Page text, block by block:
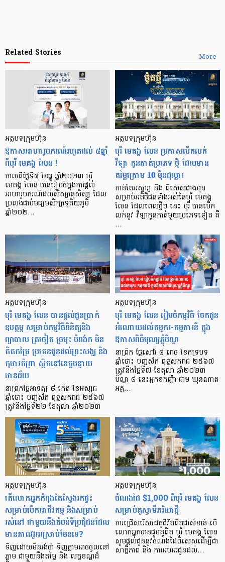
More
Related Stories
អត្ថបទក្រុមហ៊ុន
ឱកាសអាហារូបករណ៍រហូតដល់ ៥ឆ្នាំ
ពីបុរី មេគង្គ លែន !
កាលពីថ្ងៃទី៨ ខែធ្នូ ឆ្នាំ២០២៣ បុរី
មេគង្គ លែន បានរៀបចំក្នុងការផ្តល់
អាហារូបករណ៍ដល់សិស្សានុសិស្ស ដែល
ប្រលងជាប់មធ្យមសិក្សាទុតិយភូមិ
ឆ្នាំ២០២…
អត្ថបទក្រុមហ៊ុន
បុរី មេគង្គ លែន ប្រកាសបើកលក់
វីឡា កូនកាត់ប្រភេទ ថ្មី ដែលមាន
តម្លៃក្រោម 𝟏𝟎 ម៉ឺនដុល្លារ
កាន់តែអស្ចារ្យ និង ពិសេសជាងមុន
សម្រាប់អតិថិជនទាំងអស់នៃបុរី មេគង្គ
លែន ដែលពេលថ្មីៗ នេះ បុរី បានបើក
លក់នូវ វីឡាកូនកាត់មួយប្រភេទទៀត គឺ
…
អត្ថបទក្រុមហ៊ុន
បុរី មេគង្គ លែន បានផ្តល់ជូនប្រាក់
ឧបត្ថម្ភ សម្រាប់កម្មវិធីពិនិត្យនិង
ព្យាបាល ត្រចៀក ច្រមុះ បំពង់ក មិន
គិតកម្រៃ ប្រគេនជូនដល់ព្រះសង្ឃ និង
កុមារកំព្រា ស្ថិតនៅខេត្តបន្ទាយ
មានជ័យ
នាព្រឹកថ្ងៃអាទិត្យ ៨ កើត ខែអស្សុជ
ឆ្នាំថោះ បញ្ចស័ក ពុទ្ធសករាជ ២៥៦៧
ត្រូវនឹងថ្ងៃទី២២ ខែតុលា ឆ្នាំ២០២៣
អត្ថបទក្រុមហ៊ុន
បុរី មេគង្គ លែន រៀបចំកម្មវិធី ចែកជូន
អំណោយដល់កម្មករ-កម្មការនី ក្នុង
ឱកាសពិធីបុណ្យភ្ជុំបិណ្ឌ
នាព្រឹក ថ្ងៃសៅរ៍ ៨ រោច ខែភទ្របទ
ឆ្នាំថោះ បញ្ចស័ក ពុទ្ធសករាជ ២៥៦៧
ត្រូវនឹងថ្ងៃទី៧ ខែតុលា ឆ្នាំ២០២៣
បិណ្ឌ ៨ នេះអ្នកឧកញ៉ា ជាម ឃុនណាត
អគ្គ…
អត្ថបទក្រុមហ៊ុន
តើលោកអ្នកកំពុងតែស្វែងរកផ្ទះ
សម្រាប់បើកអាជីវកម្ម និងសម្រាប់
រស់នៅ ជាមួយនឹងតំបន់ទីប្រជុំជនដែល
មានភាពអ៊ូអរស្រាប់មែនទេ?
ទិញដោយមិនរង់ចាំ ទិញភ្លាមអាចចូលនៅ
ភ្លាម ជាមួយនឹងតម្លៃ និង លក្ខខណ្ឌដ៏
អត្ថបទក្រុមហ៊ុន
ចំណងដៃ $1,000 ពីបុរី មេគង្គ លែន
សម្រាប់គូស្វាមីភរិយាថ្មី
ការជ្រើសរើសដៃគូជីវិតពិតជាសំខាន់ បើ
លោកអ្នកបានជួបគូពិត បុរី មេគង្គ លែន
សូមផ្តល់ជូននូវចំណងដៃពិសេសដើម្បីជា
សាក្ខីភាព និង ការអបអរជូនដល់…